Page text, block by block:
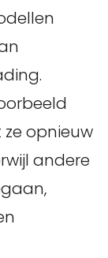
opnieuw
andere